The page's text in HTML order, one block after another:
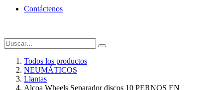
Contáctenos
Todos los productos
NEUMÁTICOS
Llantas
Alcoa Wheels Separador discos 10 PERNOS EN